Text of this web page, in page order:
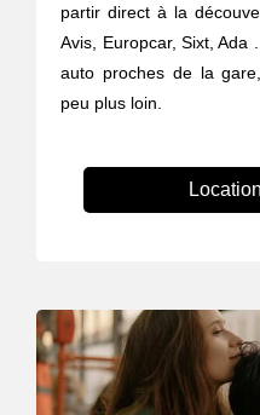
partir direct à la
Avis, Europcar, Sixt, Ada
auto proches de la
peu plus loin.